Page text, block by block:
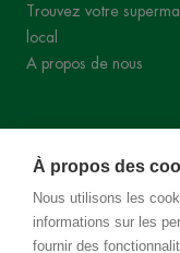
À propos des
Nous utilisons les
informations sur les
fournir des
Trouvez votre
local
A propos de nous
RÉSEAUX SOCIAUX
Instagram